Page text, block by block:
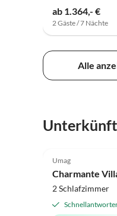
ab 1.364,- €
2 Gäste / 7 Nächte
Alle
Umag
Charmante
2 Schlafzimmer